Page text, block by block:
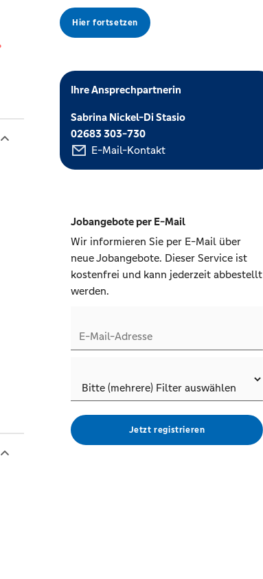
Hier fortsetzen
Ihre Ansprechpartnerin
Sabrina Nickel-Di Stasio
02683 303-730
E-Mail-Kontakt
Jobangebote per E-Mail
Wir informieren Sie per E-Mail über
neue Jobangebote. Dieser Service ist
kostenfrei und kann jederzeit abbestellt
werden.